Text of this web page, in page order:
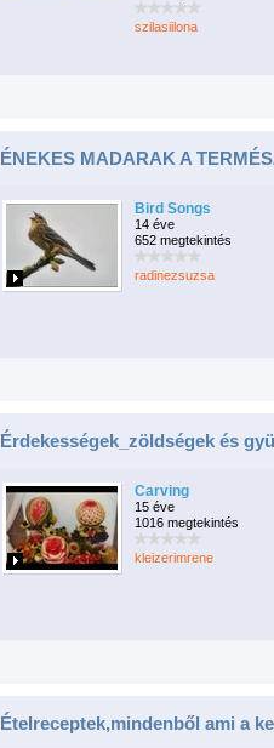
szilasiilona
ÉNEKES MADARAK A
Bird Songs
14 éve
652 megtekintés
radinezsuzsa
Érdekességek_zöldségek és
Carving
15 éve
1016 megtekintés
kleizerimrene
Ételreceptek,mindenből ami a